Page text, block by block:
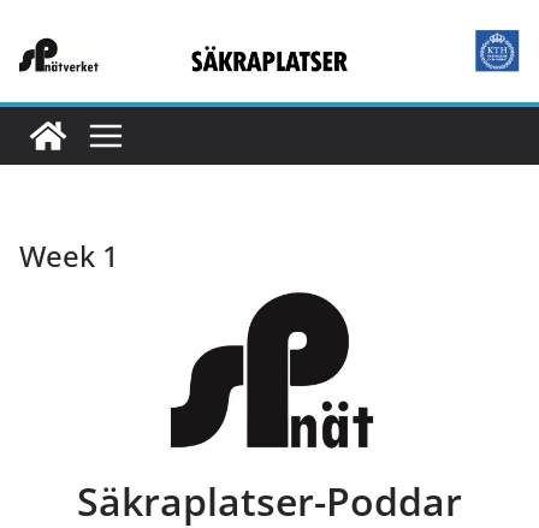
Week 1
Säkraplatser-Poddar